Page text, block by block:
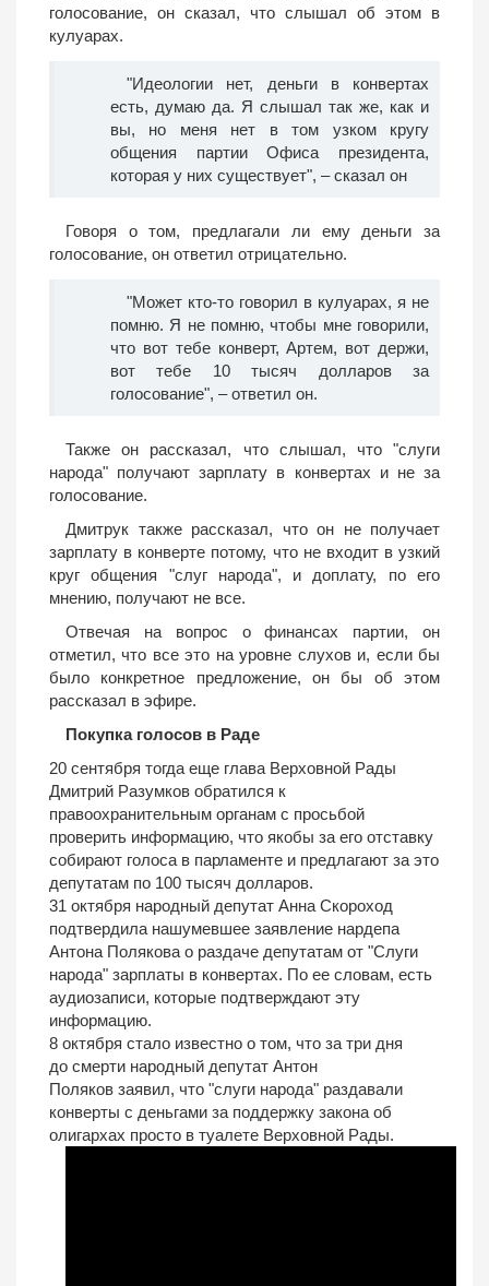
голосование, он сказал, что слышал об этом в
кулуарах.
"Идеологии нет, деньги в конвертах
есть, думаю да. Я слышал так же, как и
вы, но меня нет в том узком кругу
общения партии Офиса президента,
которая у них существует", – сказал он
Говоря о том, предлагали ли ему деньги за
голосование, он ответил отрицательно.
"Может кто-то говорил в кулуарах, я не
помню. Я не помню, чтобы мне говорили,
что вот тебе конверт, Артем, вот держи,
вот тебе 10 тысяч долларов за
голосование", – ответил он.
Также он рассказал, что слышал, что "слуги
народа" получают зарплату в конвертах и не за
голосование.
Дмитрук также рассказал, что он не получает
зарплату в конверте потому, что не входит в узкий
круг общения "слуг народа", и доплату, по его
мнению, получают не все.
Отвечая на вопрос о финансах партии, он
отметил, что все это на уровне слухов и, если бы
было конкретное предложение, он бы об этом
рассказал в эфире.
Покупка голосов в Раде
20 сентября тогда еще глава Верховной Рады
Дмитрий Разумков обратился к
правоохранительным органам с просьбой
проверить информацию, что якобы за его отставку
собирают голоса в парламенте и предлагают за это
депутатам по 100 тысяч долларов.
31 октября народный депутат Анна Скороход
подтвердила нашумевшее заявление нардепа
Антона Полякова о раздаче депутатам от "Слуги
народа" зарплаты в конвертах. По ее словам, есть
аудиозаписи, которые подтверждают эту
информацию.
8 октября стало известно о том, что за три дня
до смерти народный депутат Антон
Поляков заявил, что "слуги народа" раздавали
конверты с деньгами за поддержку закона об
олигархах просто в туалете Верховной Рады.